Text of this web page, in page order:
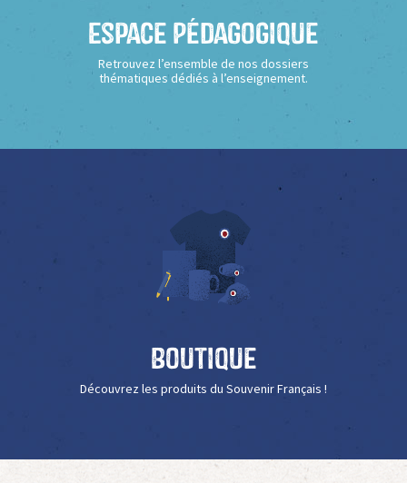
Espace Pédagogique
Retrouvez l’ensemble de nos dossiers
thématiques dédiés à l’enseignement.
Boutique
Découvrez les produits du Souvenir Français !